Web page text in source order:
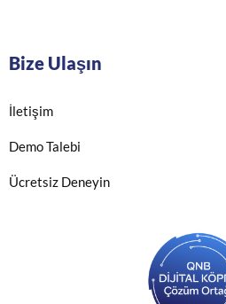
Bize Ulaşın
İletişim
Demo Talebi
Ücretsiz Deneyin